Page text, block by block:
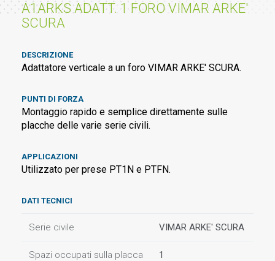
A1ARKS ADATT. 1 FORO VIMAR ARKE'
SCURA
DESCRIZIONE
Adattatore verticale a un foro VIMAR ARKE' SCURA.
PUNTI DI FORZA
Montaggio rapido e semplice direttamente sulle
placche delle varie serie civili.
APPLICAZIONI
Utilizzato per prese PT1N e PTFN.
DATI TECNICI
Serie civile VIMAR ARKE' SCURA
Spazi occupati sulla placca 1